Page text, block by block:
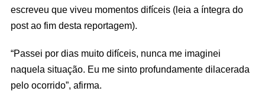
escreveu que viveu momentos difíceis (leia a íntegra do
post ao fim desta reportagem).
“Passei por dias muito difíceis, nunca me imaginei
naquela situação. Eu me sinto profundamente dilacerada
pelo ocorrido”, afirma.